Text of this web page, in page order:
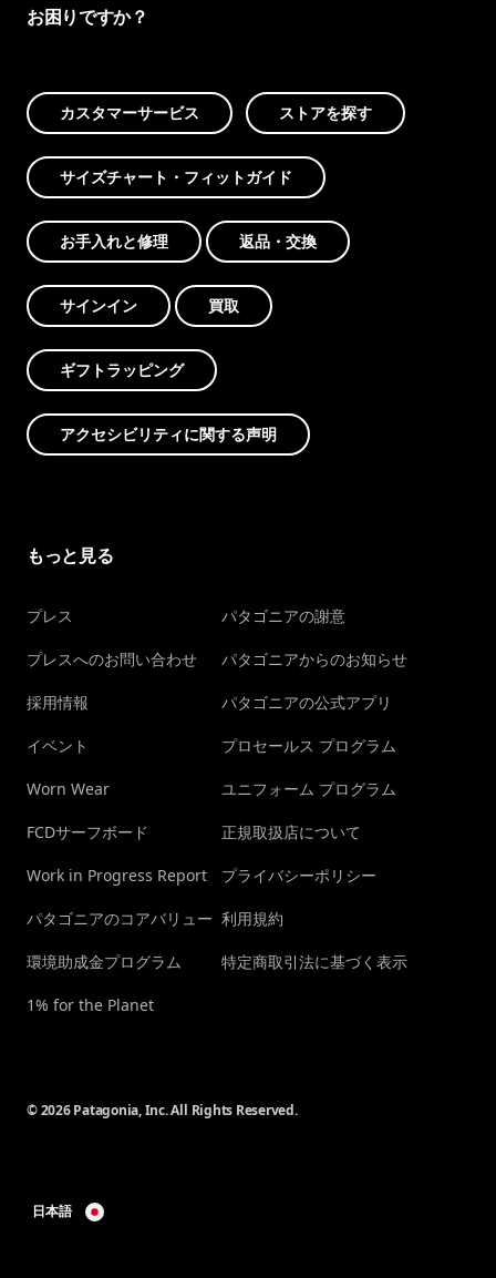
お困りですか？
カスタマーサービス ストアを探す
サイズチャート・フィットガイド
お手入れと修理 返品・交換
サインイン 買取
ギフトラッピング
アクセシビリティに関する声明
もっと見る
プレス
プレスへのお問い合わせ
採用情報
イベント
Worn Wear
FCDサーフボード
Work in Progress Report
パタゴニアのコアバリュー
環境助成金プログラム
1% for the Planet
パタゴニアの謝意
パタゴニアからのお知らせ
パタゴニアの公式アプリ
プロセールス プログラム
ユニフォーム プログラム
正規取扱店について
プライバシーポリシー
利用規約
特定商取引法に基づく表示
© 2026 Patagonia, Inc. All Rights Reserved.
日本語